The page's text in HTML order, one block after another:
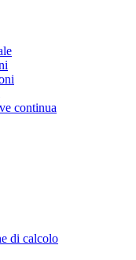
continua
di calcolo